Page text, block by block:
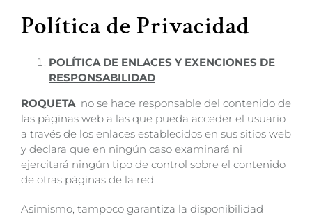
Política de Privacidad
POLÍTICA DE ENLACES Y EXENCIONES DE
RESPONSABILIDAD
ROQUETA no se hace responsable del contenido de
las páginas web a las que pueda acceder el usuario
a través de los enlaces establecidos en sus sitios web
y declara que en ningún caso examinará ni
ejercitará ningún tipo de control sobre el contenido
de otras páginas de la red.
Asimismo, tampoco garantiza la disponibilidad